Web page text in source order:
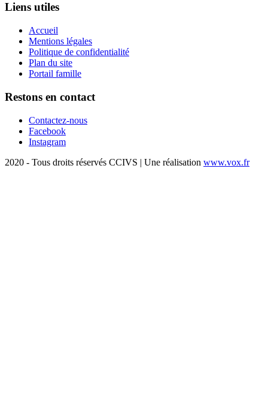
Liens utiles
Accueil
Mentions légales
Politique de confidentialité
Plan du site
Portail famille
Restons en contact
Contactez-nous
Facebook
Instagram
2020 - Tous droits réservés CCIVS | Une réalisation www.vox.fr